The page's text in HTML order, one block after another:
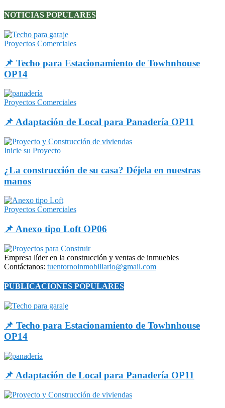
NOTICIAS POPULARES
Proyectos Comerciales
📌 Techo para Estacionamiento de Towhnhouse
OP14
Proyectos Comerciales
📌 Adaptación de Local para Panadería OP11
Inicie su Proyecto
¿La construcción de su casa? Déjela en nuestras
manos
Proyectos Comerciales
📌 Anexo tipo Loft OP06
Empresa líder en la construcción y ventas de inmuebles
Contáctanos: tuentornoinmobiliario@gmail.com
PUBLICACIONES POPULARES
📌 Techo para Estacionamiento de Towhnhouse
OP14
📌 Adaptación de Local para Panadería OP11